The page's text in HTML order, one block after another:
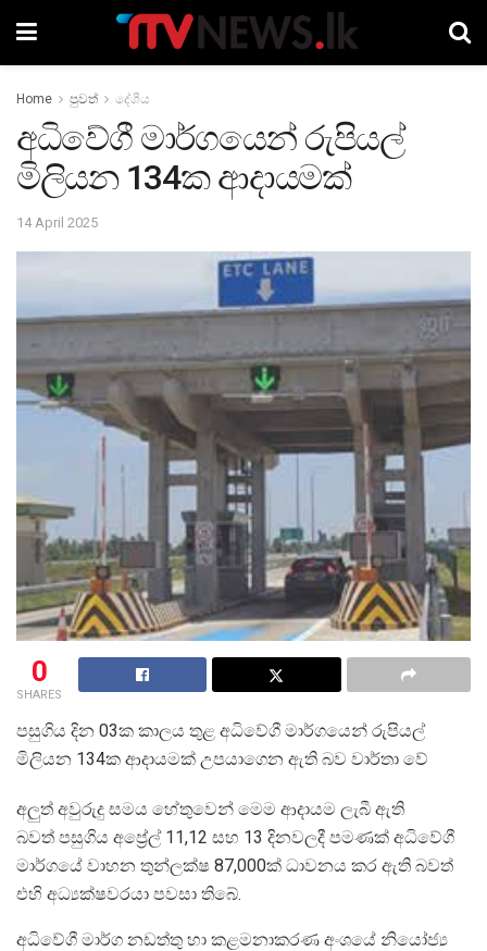
Home පුවත් දේශීය
අධිවේගී මාර්ගයෙන් රුපියල්
මිලියන 134ක ආදායමක්
14 April 2025
0
SHARES
පසුගිය දින 03ක කාලය තුළ අධිවේගී මාර්ගයෙන් රුපියල්
මිලියන 134ක ආදායමක් උපයාගෙන ඇති බව වාර්තා වේ
අලුත් අවුරුදු සමය හේතුවෙන් මෙම ආදායම ලැබී ඇති
බවත් පසුගිය අප්‍රේල් 11,12 සහ 13 දිනවලදී පමණක් අධිවේගී
මාර්ගයේ වාහන තුන්ලක්ෂ 87,000ක් ධාවනය කර ඇති බවත්
එහි අධ්‍යක්ෂවරයා පවසා තිබේ.
අධිවේගී මාර්ග නඩත්තු හා කළමනාකරණ අංශයේ නියෝජ්‍ය